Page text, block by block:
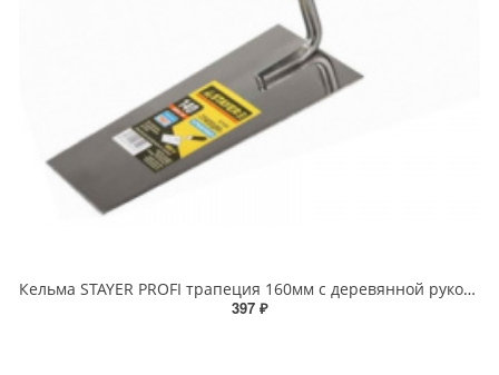
Кельма STAYER PROFI трапеция 160мм с деревянной рукояткой
397 ₽